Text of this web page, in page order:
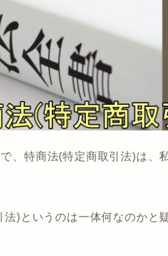
、特商法(特定商取引法)は、
法)というのは一体何なのかと